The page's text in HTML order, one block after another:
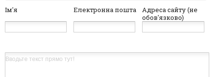
Ім'я
Електронна пошта
Адреса сайту (не
обов'язково)